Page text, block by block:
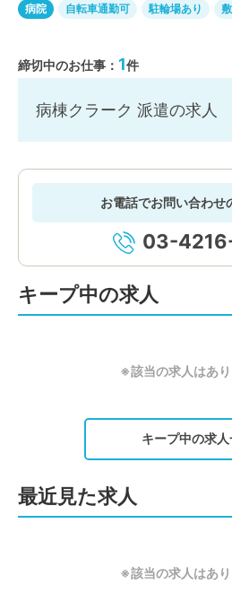
病院 自転車通勤可 駐輪場あり
締切中のお仕事： 1件
病棟クラーク 派遣の求人
お電話でお問い合わせ
03-
キープ中の求人
※該当の求人はあり
キープ中の求人
最近見た求人
※該当の求人はあり